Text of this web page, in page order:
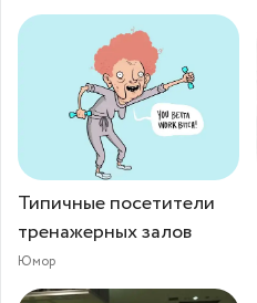
Типичные посетители
тренажерных залов
Юмор